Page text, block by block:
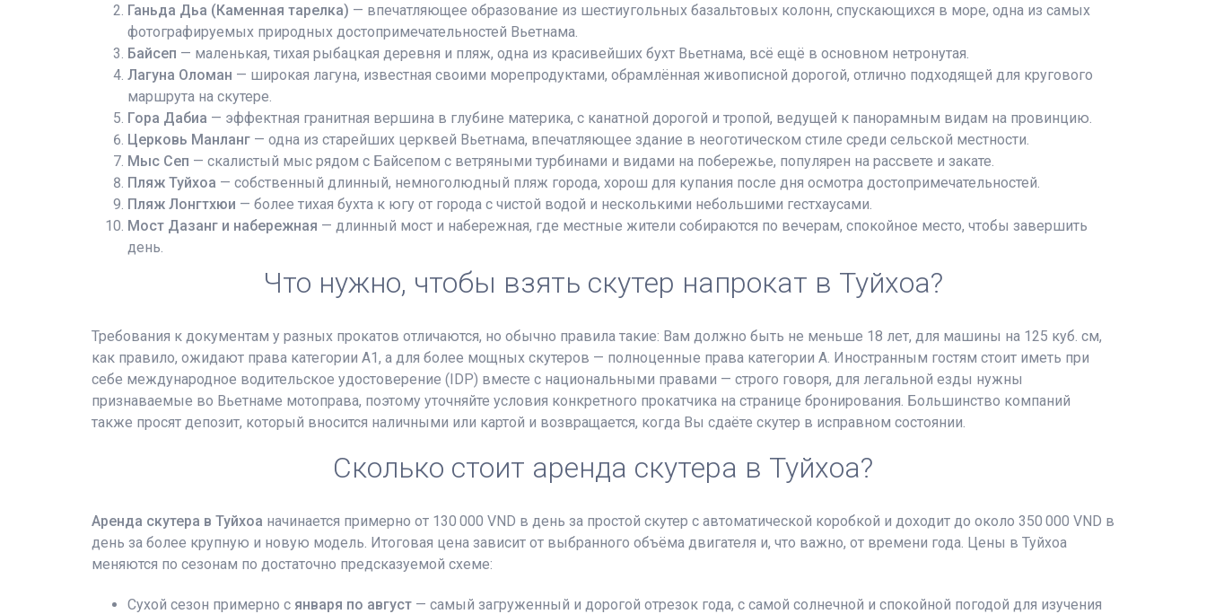
Ганьда Дьа (Каменная тарелка) — впечатляющее образование из шестиугольных базальтовых колонн, спускающихся в море, одна из самых
фотографируемых природных достопримечательностей Вьетнама.
Байсеп — маленькая, тихая рыбацкая деревня и пляж, одна из красивейших бухт Вьетнама, всё ещё в основном нетронутая.
Лагуна Оломан — широкая лагуна, известная своими морепродуктами, обрамлённая живописной дорогой, отлично подходящей для кругового
маршрута на скутере.
Гора Дабиа — эффектная гранитная вершина в глубине материка, с канатной дорогой и тропой, ведущей к панорамным видам на провинцию.
Церковь Манланг — одна из старейших церквей Вьетнама, впечатляющее здание в неоготическом стиле среди сельской местности.
Мыс Сеп — скалистый мыс рядом с Байсепом с ветряными турбинами и видами на побережье, популярен на рассвете и закате.
Пляж Туйхоа — собственный длинный, немноголюдный пляж города, хорош для купания после дня осмотра достопримечательностей.
Пляж Лонгтхюи — более тихая бухта к югу от города с чистой водой и несколькими небольшими гестхаусами.
Мост Дазанг и набережная — длинный мост и набережная, где местные жители собираются по вечерам, спокойное место, чтобы завершить
день.
Что нужно, чтобы взять скутер напрокат в Туйхоа?
Требования к документам у разных прокатов отличаются, но обычно правила такие: Вам должно быть не меньше 18 лет, для машины на 125 куб. см,
как правило, ожидают права категории A1, а для более мощных скутеров — полноценные права категории A. Иностранным гостям стоит иметь при
себе международное водительское удостоверение (IDP) вместе с национальными правами — строго говоря, для легальной езды нужны
признаваемые во Вьетнаме мотоправа, поэтому уточняйте условия конкретного прокатчика на странице бронирования. Большинство компаний
также просят депозит, который вносится наличными или картой и возвращается, когда Вы сдаёте скутер в исправном состоянии.
Сколько стоит аренда скутера в Туйхоа?
Аренда скутера в Туйхоа начинается примерно от 130 000 VND в день за простой скутер с автоматической коробкой и доходит до около 350 000 VND в
день за более крупную и новую модель. Итоговая цена зависит от выбранного объёма двигателя и, что важно, от времени года. Цены в Туйхоа
меняются по сезонам по достаточно предсказуемой схеме:
Сухой сезон примерно с января по август — самый загруженный и дорогой отрезок года, с самой солнечной и спокойной погодой для изучения